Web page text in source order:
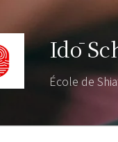
Idō
École de